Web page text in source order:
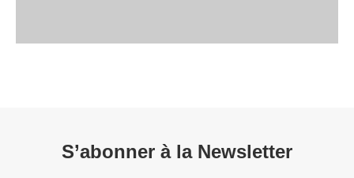
S’abonner à la Newsletter